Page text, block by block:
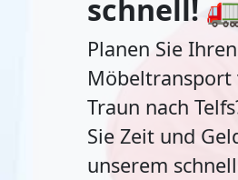
schnell!
Planen Sie Ihren
Möbeltransport
Traun nach
Sie Zeit und
unserem